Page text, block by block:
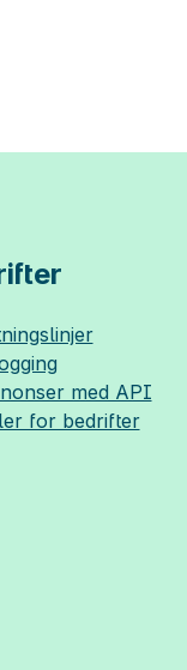
med API
for bedrifter